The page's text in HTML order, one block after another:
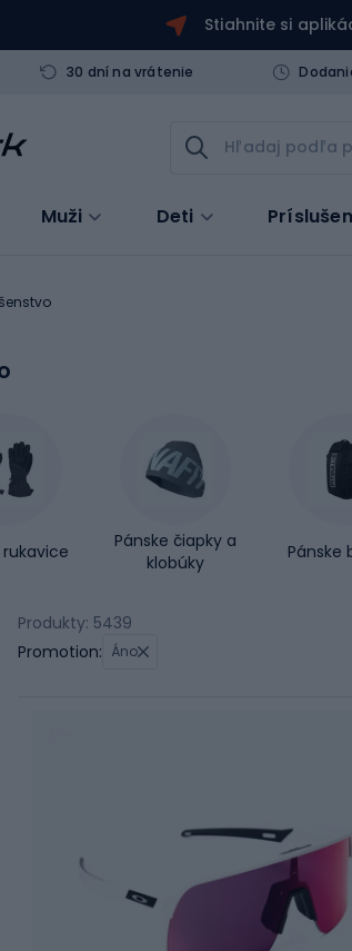
Stiahnite si
30 dní na vrátenie
Muži Deti
rukavice
Pánske čiapky a
klobúky
Pánske
Produkty: 5439
Promotion: Áno